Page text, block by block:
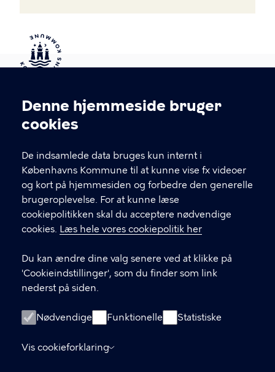
Cookieindstillinger
Denne hjemmeside bruger
cookies
De indsamlede data bruges kun internt i
Københavns Kommune til at kunne vise fx videoer
og kort på hjemmesiden og forbedre den generelle
brugeroplevelse. For at kunne læse
cookiepolitikken skal du acceptere nødvendige
cookies. Læs hele vores cookiepolitik her
Du kan ændre dine valg senere ved at klikke på
'Cookieindstillinger', som du finder som link
nederst på siden.
Nødvendige Funktionelle Statistiske
Vis cookieforklaring
Kontakt Københavns Kommune
T
fFind andre kontakter her
CVR-nummer64942212
GENVEJE
Digital Post
Databeskyttelse
Tilgængelighedserklæring
Om hjemmesiden